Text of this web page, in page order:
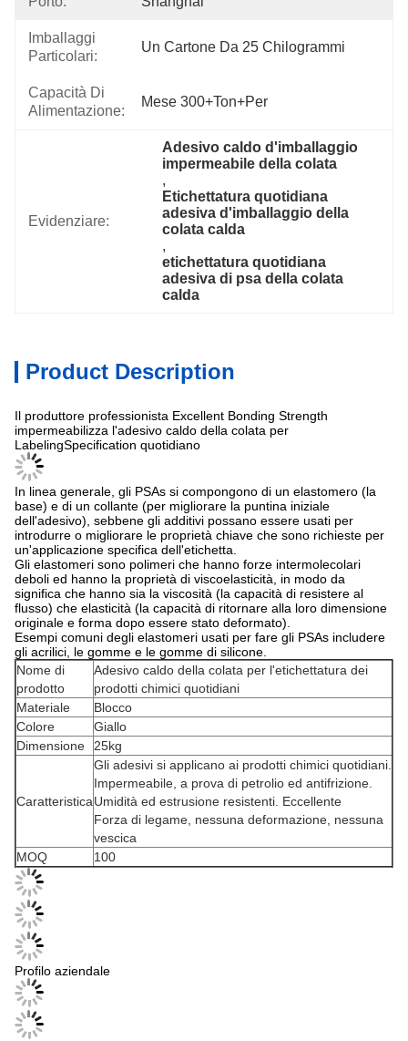
Imballaggi
Particolari:
Un Cartone Da 25 Chilogrammi
Capacità Di
Alimentazione:
Mese 300+Ton+per
Evidenziare:
Adesivo caldo d'imballaggio
impermeabile della colata
,
Etichettatura quotidiana
adesiva d'imballaggio della
colata calda
,
etichettatura quotidiana
adesiva di psa della colata
calda
Product Description
Il produttore professionista Excellent Bonding Strength
impermeabilizza l'adesivo caldo della colata per
LabelingSpecification quotidiano
In linea generale, gli PSAs si compongono di un elastomero (la
base) e di un collante (per migliorare la puntina iniziale
dell'adesivo), sebbene gli additivi possano essere usati per
introdurre o migliorare le proprietà chiave che sono richieste per
un'applicazione specifica dell'etichetta.
Gli elastomeri sono polimeri che hanno forze intermolecolari
deboli ed hanno la proprietà di viscoelasticità, in modo da
significa che hanno sia la viscosità (la capacità di resistere al
flusso) che elasticità (la capacità di ritornare alla loro dimensione
originale e forma dopo essere stato deformato).
Esempi comuni degli elastomeri usati per fare gli PSAs includere
gli acrilici, le gomme e le gomme di silicone.
Nome di
prodotto
Adesivo caldo della colata per l'etichettatura dei
prodotti chimici quotidiani
Materiale
Blocco
Colore
Giallo
Dimensione
25kg
Caratteristica
Gli adesivi si applicano ai prodotti chimici quotidiani.
Impermeabile, a prova di petrolio ed antifrizione.
Umidità ed estrusione resistenti. Eccellente
Forza di legame, nessuna deformazione, nessuna
vescica
MOQ
100
Profilo aziendale